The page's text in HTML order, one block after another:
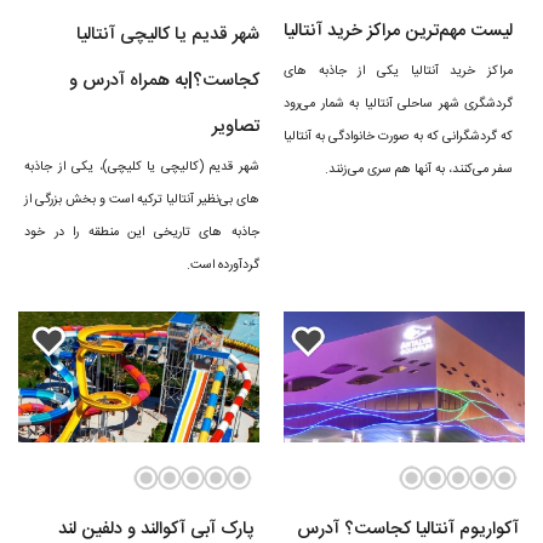
لیست مهم‌ترین مراکز خرید آنتالیا
مراکز خرید آنتالیا یکی از جاذبه های
گردشگری شهر ساحلی آنتالیا به شمار می‌رود
که گردشگرانی که به صورت خانوادگی به آنتالیا
سفر می‌کنند، به آنها هم سری می‌زنند.
شهر قدیم یا کالیچی آنتالیا
کجاست؟|به همراه آدرس و
تصاویر
شهر قدیم (کالیچی یا کلیچی)، یکی از جاذبه
های بی‌نظیر آنتالیا ترکیه است و بخش بزرگی از
جاذبه های تاریخی این منطقه را در خود
گردآورده است.
آکواریوم آنتالیا کجاست؟ آدرس پارک آبی آکوالند و دلفین لند